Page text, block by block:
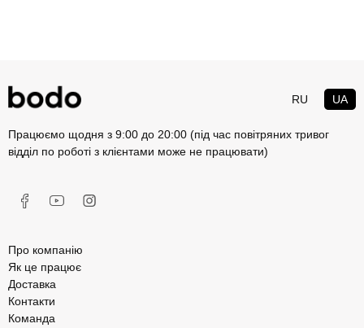
RU UA
Працюємо щодня з 9:00 до 20:00 (під час повітряних тривог
відділ по роботі з клієнтами може не працювати)
Про компанію
Як це працює
Доставка
Контакти
Команда